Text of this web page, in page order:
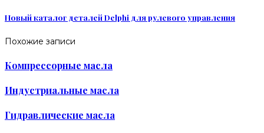
Новый каталог деталей Delphi для рулевого управления
Похожие записи
Компрессорные масла
Индустриальные масла
Гидравлические масла